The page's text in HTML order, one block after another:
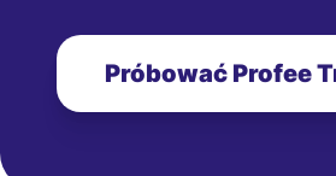
Próbować Profee